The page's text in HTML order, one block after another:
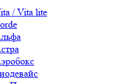
/ Vita lite